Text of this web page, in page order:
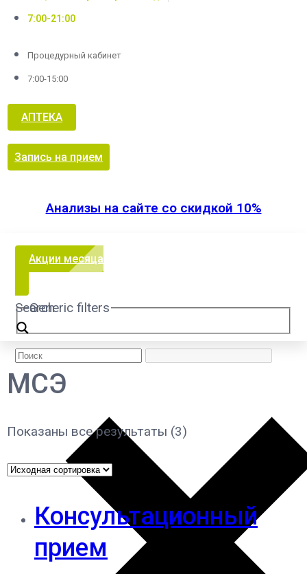
7:00-21:00
Процедурный кабинет
7:00-15:00
АПТЕКА
Запись на прием
Анализы на сайте со скидкой 10%
Акции месяца
Search
Generic filters
МСЭ
Показаны все результаты (3)
Консультационный
прием